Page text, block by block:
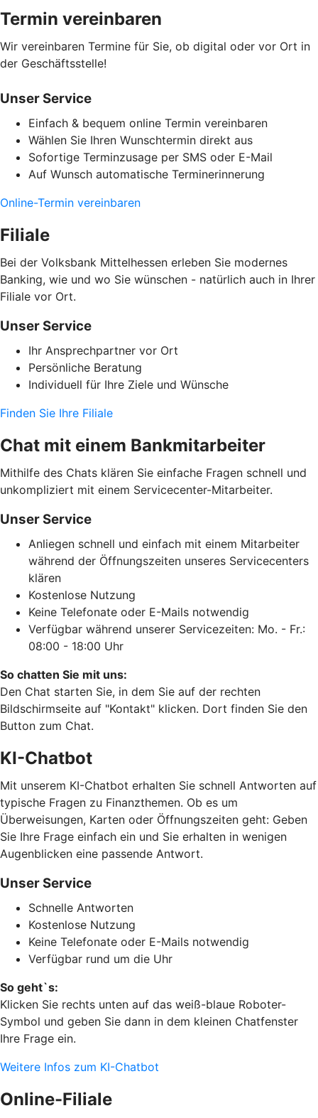
Termin vereinbaren
Wir vereinbaren Termine für Sie, ob digital oder vor Ort in
der Geschäftsstelle!
Unser Service
Einfach & bequem online Termin vereinbaren
Wählen Sie Ihren Wunschtermin direkt aus
Sofortige Terminzusage per SMS oder E-Mail
Auf Wunsch automatische Terminerinnerung
Online-Termin vereinbaren
Filiale
Bei der Volksbank Mittelhessen erleben Sie modernes
Banking, wie und wo Sie wünschen - natürlich auch in Ihrer
Filiale vor Ort.
Unser Service
Ihr Ansprechpartner vor Ort
Persönliche Beratung
Individuell für Ihre Ziele und Wünsche
Finden Sie Ihre Filiale
Chat mit einem Bankmitarbeiter
Mithilfe des Chats klären Sie einfache Fragen schnell und
unkompliziert mit einem Servicecenter-Mitarbeiter.
Unser Service
Anliegen schnell und einfach mit einem Mitarbeiter
während der Öffnungszeiten unseres Servicecenters
klären
Kostenlose Nutzung
Keine Telefonate oder E-Mails notwendig
Verfügbar während unserer Servicezeiten: Mo. - Fr.:
08:00 - 18:00 Uhr
So chatten Sie mit uns:
Den Chat starten Sie, in dem Sie auf der rechten
Bildschirmseite auf "Kontakt" klicken. Dort finden Sie den
Button zum Chat.
KI-Chatbot
Mit unserem KI-Chatbot erhalten Sie schnell Antworten auf
typische Fragen zu Finanzthemen. Ob es um
Überweisungen, Karten oder Öffnungszeiten geht: Geben
Sie Ihre Frage einfach ein und Sie erhalten in wenigen
Augenblicken eine passende Antwort.
Unser Service
Schnelle Antworten
Kostenlose Nutzung
Keine Telefonate oder E-Mails notwendig
Verfügbar rund um die Uhr
So geht`s:
Klicken Sie rechts unten auf das weiß-blaue Roboter-
Symbol und geben Sie dann in dem kleinen Chatfenster
Ihre Frage ein.
Weitere Infos zum KI-Chatbot
Online-Filiale